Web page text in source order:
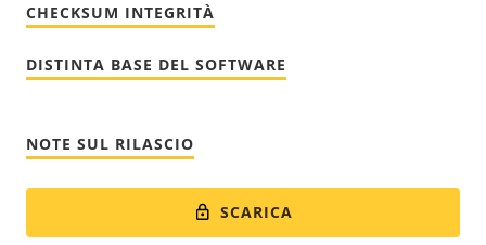
CHECKSUM INTEGRITÀ
DISTINTA BASE DEL SOFTWARE
NOTE SUL RILASCIO
SCARICA